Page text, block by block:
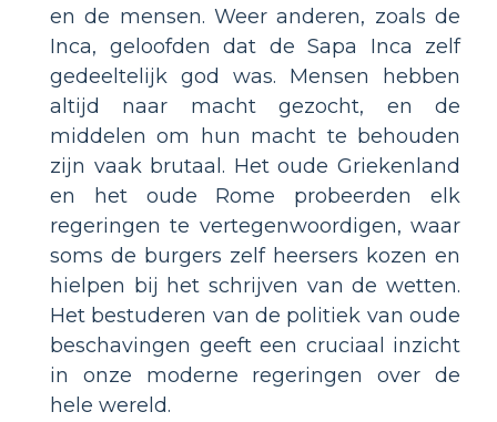
en de mensen. Weer anderen, zoals de
Inca, geloofden dat de Sapa Inca zelf
gedeeltelijk god was. Mensen hebben
altijd naar macht gezocht, en de
middelen om hun macht te behouden
zijn vaak brutaal. Het oude Griekenland
en het oude Rome probeerden elk
regeringen te vertegenwoordigen, waar
soms de burgers zelf heersers kozen en
hielpen bij het schrijven van de wetten.
Het bestuderen van de politiek van oude
beschavingen geeft een cruciaal inzicht
in onze moderne regeringen over de
hele wereld.